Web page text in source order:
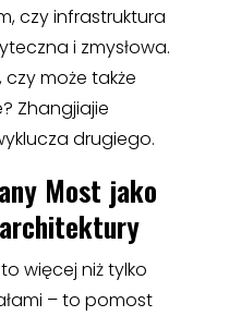
czy infrastruktura
i zmysłowa.
może także
Zhangjiajie
drugiego.
Most jako
więcej niż tylko
– to pomost